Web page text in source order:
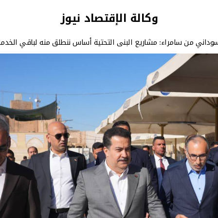
وكالة الإقتصاد نيوز
من سامراء: مشاريع البنى التحتية أساس ننطلق منه لباقي